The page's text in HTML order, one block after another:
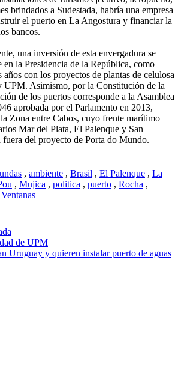
brindados a Sudestada, habría una empresa
el puerto en La Angostura y financiar la
bancos.
una inversión de esta envergadura se
en la Presidencia de la República, como
con los proyectos de plantas de celulosa
UPM. Asimismo, por la Constitución de la
de los puertos corresponde a la Asamblea
aprobada por el Parlamento en 2013,
Zona entre Cabos, cuyo frente marítimo
Mar del Plata, El Palenque y San
fuera del proyecto de Porta do Mundo.
, ambiente , Brasil , El Palenque , La
, Mujica , politica , puerto , Rocha ,
Ventanas
de UPM
Uruguay y quieren instalar puerto de aguas